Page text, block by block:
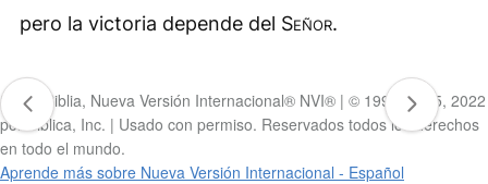
pero la victoria depende del Señor.
Santa Biblia, Nueva Versión Internacional® NVI® | © 1999, 2015, 2022
por Biblica, Inc. | Usado con permiso. Reservados todos los derechos
en todo el mundo.
Aprende más sobre Nueva Versión Internacional - Español